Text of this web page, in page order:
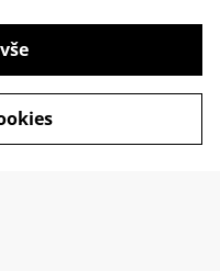
Podmínky
cookies